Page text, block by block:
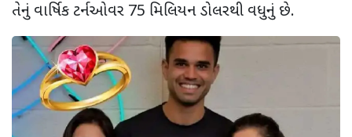
તેનું વાર્ષિક ટર્નઓવર 75 મિલિયન ડોલરથી વધુનું છે.